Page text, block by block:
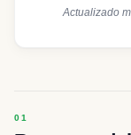
Actualizado